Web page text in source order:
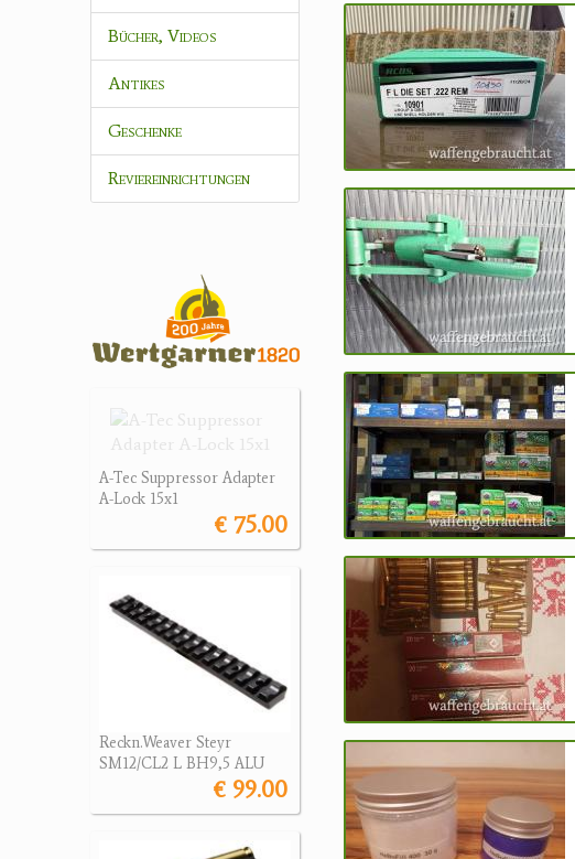
Bücher, Videos
Antikes
Geschenke
Reviereinrichtungen
A-Tec Suppressor Adapter
A-Lock 15x1
€ 75.00
Reckn.Weaver Steyr
SM12/CL2 L BH9,5 ALU
€ 99.00